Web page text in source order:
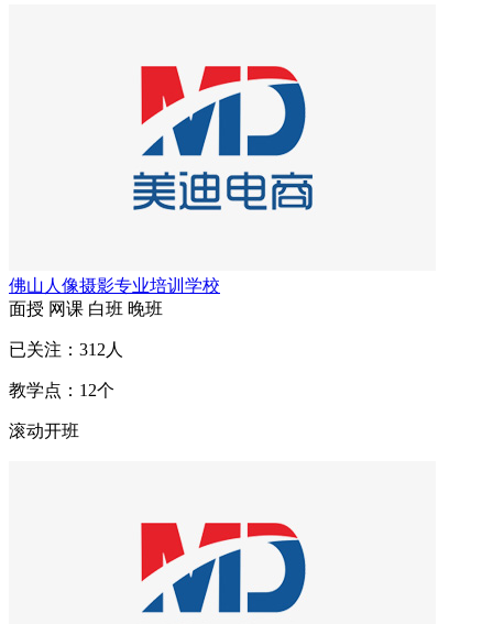
佛山人像摄影专业培训学校
面授 网课 白班 晚班
已关注： 312 人
教学点： 12个
滚动开班